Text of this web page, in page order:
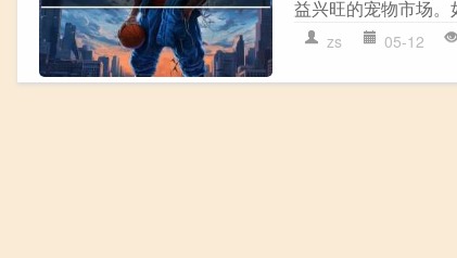
益兴旺的宠物市场
zs 05-12